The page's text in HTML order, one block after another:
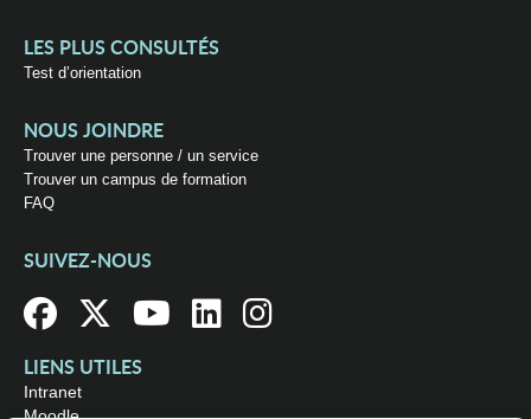
LES PLUS CONSULTÉS
Test d’orientation
NOUS JOINDRE
Trouver une personne / un service
Trouver un campus de formation
FAQ
SUIVEZ-NOUS
LIENS UTILES
Intranet